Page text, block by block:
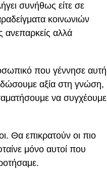
συνήθως είτε σε
κοινωνιών
αλλά
που γέννησε αυτή
αξία στη γνώση,
να συγχέουμε
Θα επικρατούν οι πιο
μόνο αυτοί που